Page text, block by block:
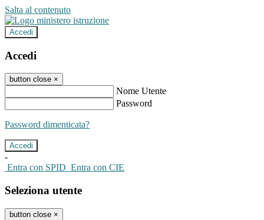
Salta al contenuto
Accedi
Accedi
button close ×
Nome Utente
Password
Password dimenticata?
-
Entra con SPID Entra con CIE
Seleziona utente
button close ×